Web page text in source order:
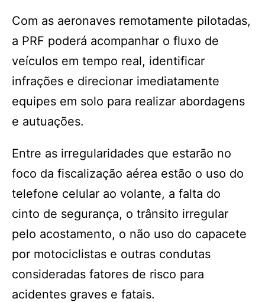
Com as aeronaves remotamente pilotadas,
a PRF poderá acompanhar o fluxo de
veículos em tempo real, identificar
infrações e direcionar imediatamente
equipes em solo para realizar abordagens
e autuações.
Entre as irregularidades que estarão no
foco da fiscalização aérea estão o uso do
telefone celular ao volante, a falta do
cinto de segurança, o trânsito irregular
pelo acostamento, o não uso do capacete
por motociclistas e outras condutas
consideradas fatores de risco para
acidentes graves e fatais.